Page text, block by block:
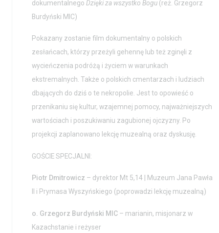
Kolekcja im. Jana
dokumentalnego Dzięki za wszystko Bogu (reż. Grzegorz
Burdyński MIC)
Pokazany zostanie film dokumentalny o polskich
zesłańcach, którzy przeżyli gehennę lub też zginęli z
wycieńczenia podróżą i życiem w warunkach
ekstremalnych. Także o polskich cmentarzach i ludziach
dbających do dziś o te nekropolie. Jest to opowieść o
przenikaniu się kultur, wzajemnej pomocy, najważniejszych
wartościach i poszukiwaniu zagubionej ojczyzny. Po
projekcji zaplanowano lekcję muzealną oraz dyskusję.
GOŚCIE SPECJALNI:
Piotr Dmitrowicz – dyrektor Mt 5,14 | Muzeum Jana Pawła
II i Prymasa Wyszyńskiego (poprowadzi lekcję muzealną)
o. Grzegorz Burdyński MIC – marianin, misjonarz w
Kazachstanie i reżyser